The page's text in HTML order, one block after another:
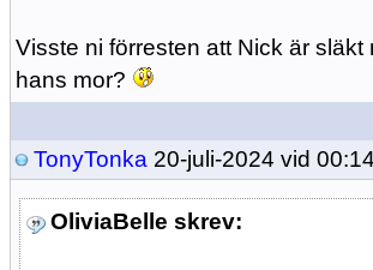
Visste ni förresten att Nick är
hans mor?
TonyTonka 20-juli-2024 vid 00:14
OliviaBelle skrev: